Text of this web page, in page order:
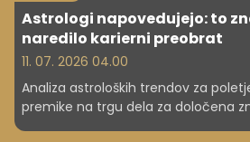
Astrologi napovedujejo: to
naredilo karierni preobrat
11. 07. 2026 04.00
Analiza astroloških trendov za
premike na trgu dela za določena